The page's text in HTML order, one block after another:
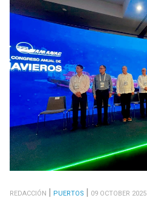
REDACCIÓN PUERTOS 09 OCTOBER 2025